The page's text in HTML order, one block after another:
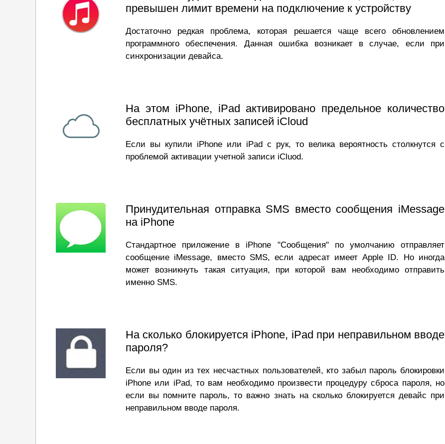
превышен лимит времени на подключение к устройству
Достаточно редкая проблема, которая решается чаще всего обновлением
программного обеспечения. Данная ошибка возникает в случае, если при
синхронизации девайса.
На этом iPhone, iPad активировано предельное количество
бесплатных учётных записей iCloud
Если вы купили iPhone или iPad с рук, то велика вероятность столкнутся с
проблемой активации учетной записи iCluod.
Принудительная отправка SMS вместо сообщения iMessage
на iPhone
Стандартное приложение в iPhone "Сообщения" по умолчанию отправляет
сообщение iMessage, вместо SMS, если адресат имеет Apple ID. Но иногда
может возникнуть такая ситуация, при которой вам необходимо отправить
именно SMS.
На сколько блокируется iPhone, iPad при неправильном вводе
пароля?
Если вы один из тех несчастных пользователей, кто забыл пароль блокировки
iPhone или iPad, то вам необходимо произвести процедуру сброса пароля, но
если вы помните пароль, то важно знать на сколько блокируется девайс при
неправильном вводе пароля.